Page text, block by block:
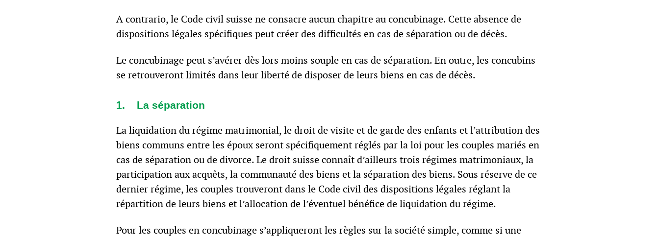
A contrario, le Code civil suisse ne consacre aucun chapitre au concubinage. Cette absence de
dispositions légales spécifiques peut créer des difficultés en cas de séparation ou de décès.
Le concubinage peut s’avérer dès lors moins souple en cas de séparation. En outre, les concubins
se retrouveront limités dans leur liberté de disposer de leurs biens en cas de décès.
1. La séparation
La liquidation du régime matrimonial, le droit de visite et de garde des enfants et l’attribution des
biens communs entre les époux seront spécifiquement réglés par la loi pour les couples mariés en
cas de séparation ou de divorce. Le droit suisse connaît d’ailleurs trois régimes matrimoniaux, la
participation aux acquêts, la communauté des biens et la séparation des biens. Sous réserve de ce
dernier régime, les couples trouveront dans le Code civil des dispositions légales réglant la
répartition de leurs biens et l’allocation de l’éventuel bénéfice de liquidation du régime.
Pour les couples en concubinage s’appliqueront les règles sur la société simple, comme si une